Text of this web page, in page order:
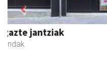
Azkain motoak
Andoain
Previous